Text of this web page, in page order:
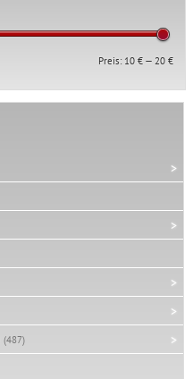
Min.
Max.
Preis: 10 € — 20 €
(487)